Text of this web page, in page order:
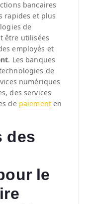
bancaires
rapides et plus
de
être utilisées
employés et
. Les banques
de
numériques
des services
de paiement en
des
le